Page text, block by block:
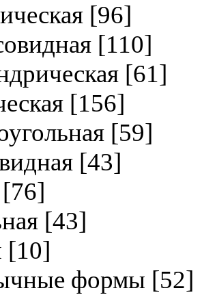
[96]
[110]
[61]
[156]
[59]
[43]
[76]
[43]
[10]
формы [52]